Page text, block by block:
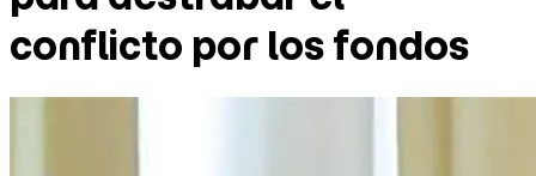
conflicto por los fondos